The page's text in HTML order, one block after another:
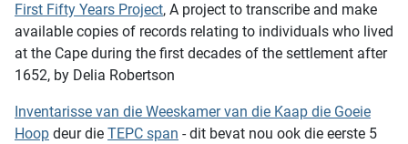
First Fifty Years Project, A project to transcribe and make
available copies of records relating to individuals who lived
at the Cape during the first decades of the settlement after
1652, by Delia Robertson
Inventarisse van die Weeskamer van die Kaap die Goeie
Hoop deur die TEPC span - dit bevat nou ook die eerste 5